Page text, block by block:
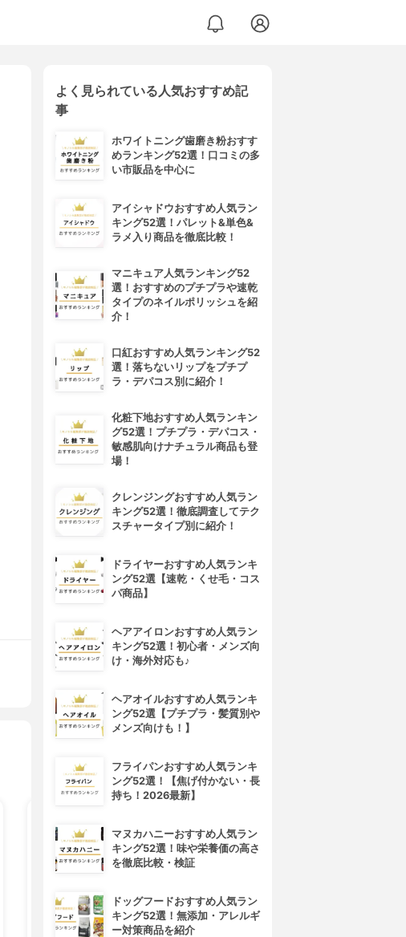
よく見られている人気おすすめ記
事
ホワイトニング歯磨き粉おすす
めランキング52選！口コミの多
い市販品を中心に
アイシャドウおすすめ人気ラン
キング52選！パレット&単色&
ラメ入り商品を徹底比較！
マニキュア人気ランキング52
選！おすすめのプチプラや速乾
タイプのネイルポリッシュを紹
介！
口紅おすすめ人気ランキング52
選！落ちないリップをプチプ
ラ・デパコス別に紹介！
化粧下地おすすめ人気ランキン
グ52選！プチプラ・デパコス・
敏感肌向けナチュラル商品も登
場！
クレンジングおすすめ人気ラン
キング52選！徹底調査してテク
スチャータイプ別に紹介！
ドライヤーおすすめ人気ランキ
ング52選【速乾・くせ毛・コス
パ商品】
ヘアアイロンおすすめ人気ラン
キング52選！初心者・メンズ向
け・海外対応も♪
ヘアオイルおすすめ人気ランキ
ング52選【プチプラ・髪質別や
メンズ向けも！】
フライパンおすすめ人気ランキ
ング52選！【焦げ付かない・長
持ち！2026最新】
マヌカハニーおすすめ人気ラン
キング52選！味や栄養価の高さ
を徹底比較・検証
ドッグフードおすすめ人気ラン
キング52選！無添加・アレルギ
ー対策商品を紹介